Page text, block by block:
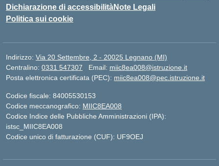
Dichiarazione di accessibilitàNote Legali
Politica sui cookie
Indirizzo: Via 20 Settembre, 2 - 20025 Legnano (MI)
Centralino: 0331 547307 Email: miic8ea008@istruzione.it
Posta elettronica certificata (PEC): miic8ea008@pec.istruzione.it
Codice fiscale: 84005530153
Codice meccanografico: MIIC8EA008
Codice Indice delle Pubbliche Amministrazioni (IPA):
istsc_MIIC8EA008
Codice unico di fatturazione (CUF): UF9OEJ